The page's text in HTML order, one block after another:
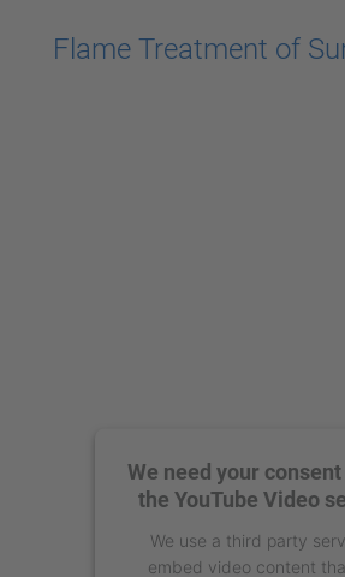
Flame Treatment of
We need your
the YouTube Video
We use a third party
embed video content